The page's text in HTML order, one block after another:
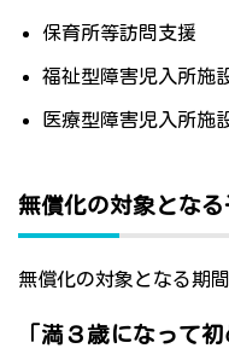
保育所等訪問支援
福祉型障害児入所施
医療型障害児入所施
無償化の対象となる
無償化の対象となる期間
「満３歳になって